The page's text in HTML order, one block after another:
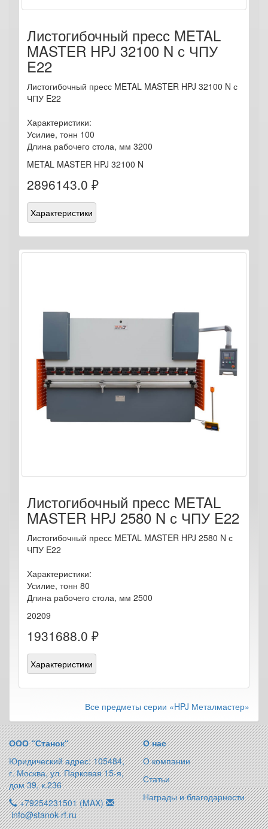
Листогибочный пресс METAL
MASTER HPJ 32100 N с ЧПУ
E22
Листогибочный пресс METAL MASTER HPJ 32100 N с
ЧПУ E22
Характеристики:
Усилие, тонн 100
Длина рабочего стола, мм 3200
METAL MASTER HPJ 32100 N
2896143.0 ₽
Характеристики
Листогибочный пресс METAL
MASTER HPJ 2580 N с ЧПУ E22
Листогибочный пресс METAL MASTER HPJ 2580 N с
ЧПУ E22
Характеристики:
Усилие, тонн 80
Длина рабочего стола, мм 2500
20209
1931688.0 ₽
Характеристики
Все предметы серии «HPJ Металмастер»
ООО “Станок“
Юридический адрес: 105484,
г. Москва, ул. Парковая 15-я,
дом 39, к.236
+79254231501 (MAX)
info@stanok-rf.ru
О нас
О компании
Статьи
Награды и благодарности